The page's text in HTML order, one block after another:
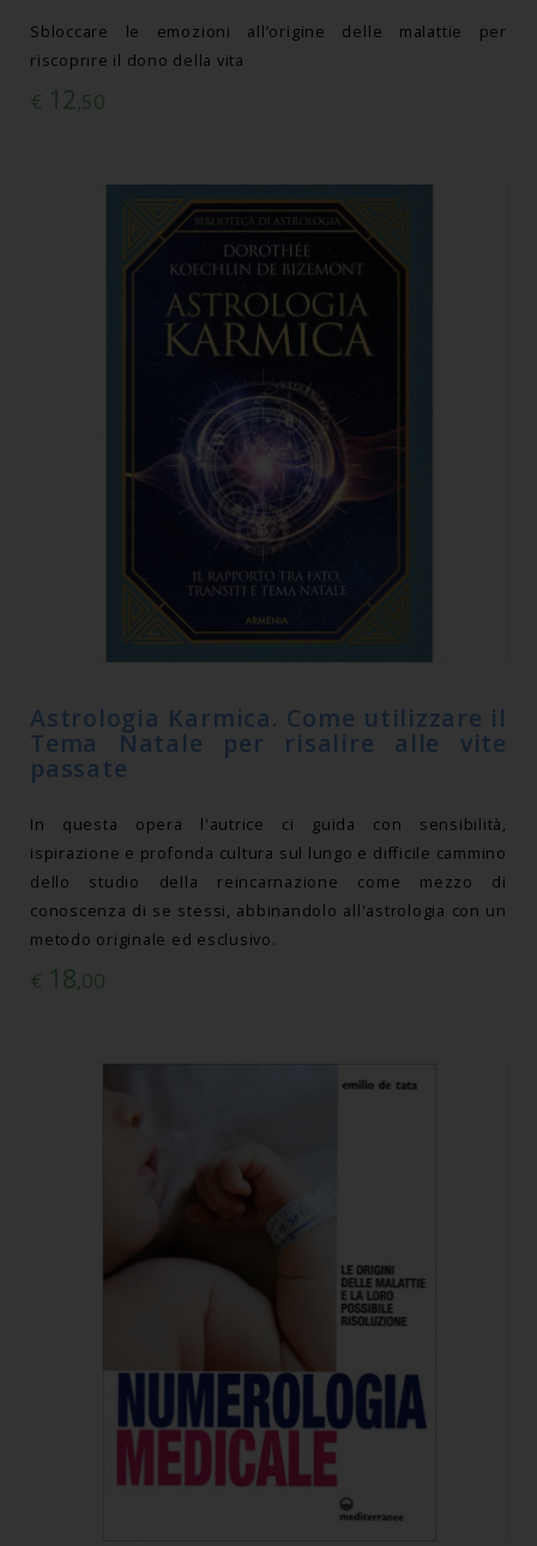
Sbloccare le emozioni all’origine delle malattie per
riscoprire il dono della vita
€ 12,50
Astrologia Karmica. Come utilizzare il
Tema Natale per risalire alle vite
passate
In questa opera l'autrice ci guida con sensibilità,
ispirazione e profonda cultura sul lungo e difficile cammino
dello studio della reincarnazione come mezzo di
conoscenza di se stessi, abbinandolo all'astrologia con un
metodo originale ed esclusivo.
€ 18,00